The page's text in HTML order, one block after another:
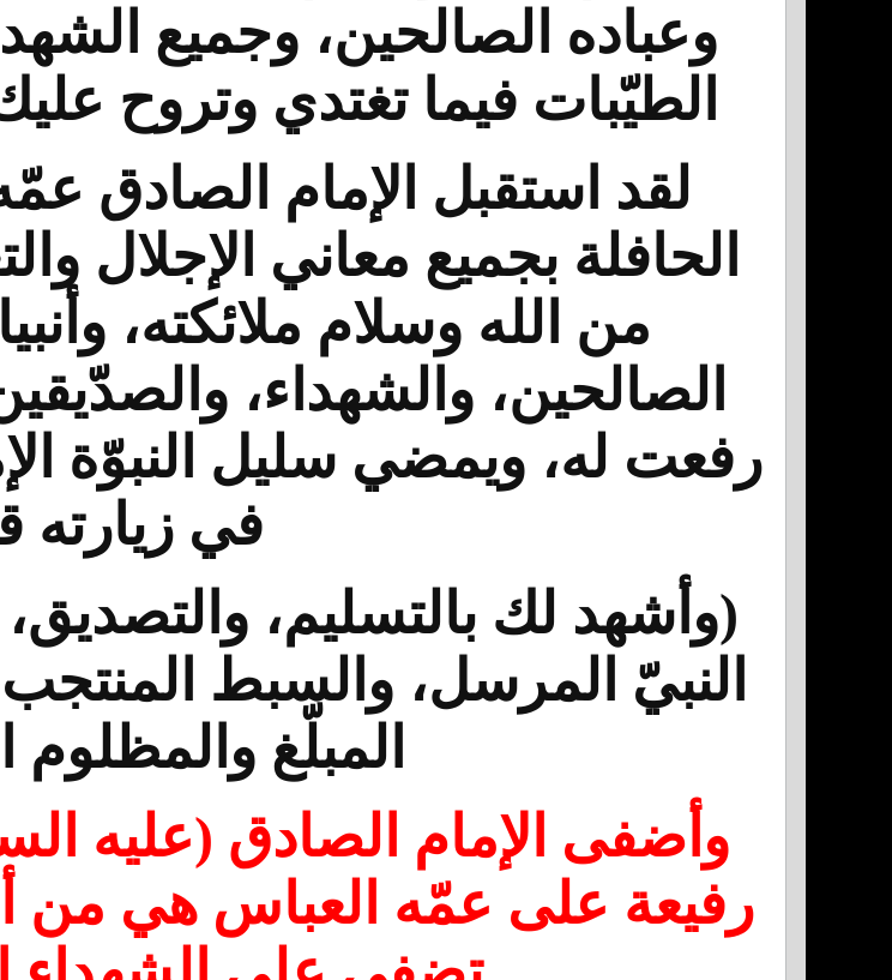
وعباده الصالحين، وجميع
الطيّبات فيما تغتدي وتروح
لقد استقبل الإمام الصادق
الحافلة بجميع معاني الإجلال
من الله وسلام ملائكته،
الصالحين، والشهداء،
رفعت له، ويمضي سليل النبوّة
في زيارته
(وأشهد لك بالتسليم،
النبيّ المرسل، والسبط
المبلّغ
وأضفى الإمام الصادق (عليه
رفيعة على عمّه العباس هي من